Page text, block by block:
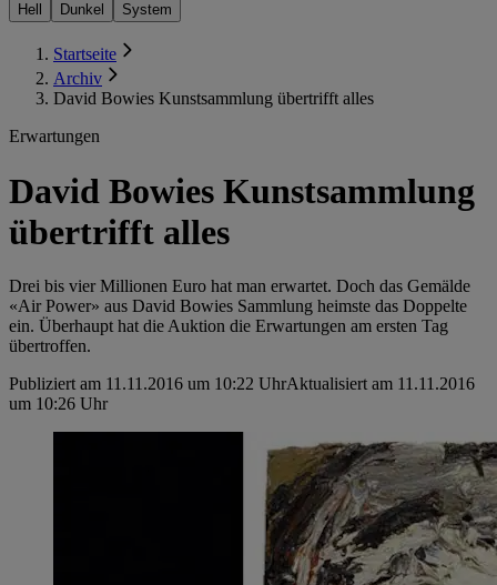
Hell Dunkel System
Startseite
Archiv
David Bowies Kunstsammlung übertrifft alles
Erwartungen
David Bowies Kunstsammlung
übertrifft alles
Drei bis vier Millionen Euro hat man erwartet. Doch das Gemälde
«Air Power» aus David Bowies Sammlung heimste das Doppelte
ein. Überhaupt hat die Auktion die Erwartungen am ersten Tag
übertroffen.
Publiziert am 11.11.2016 um 10:22 UhrAktualisiert am 11.11.2016
um 10:26 Uhr